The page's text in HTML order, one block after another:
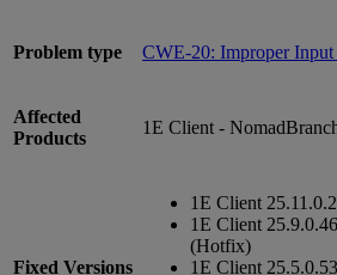
Problem type CWE-20: Improper Input
Affected
Products
1E Client -
Fixed Versions
1E Client
1E Client
(Hotfix)
1E Client